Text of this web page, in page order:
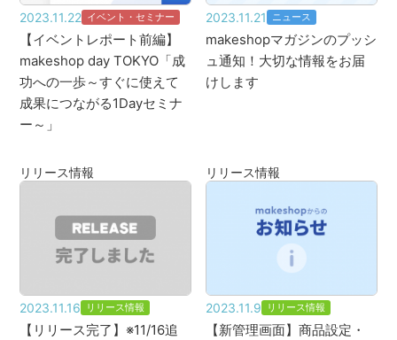
2023.11.22 イベント・セミナー
【イベントレポート前編】
makeshop day TOKYO「成
功への一歩～すぐに使えて
成果につながる1Dayセミナ
ー～」
2023.11.21 ニュース
makeshopマガジンのプッシ
ュ通知！大切な情報をお届
けします
リリース情報
2023.11.16 リリース情報
【リリース完了】※11/16追
リリース情報
2023.11.9 リリース情報
【新管理画面】商品設定・